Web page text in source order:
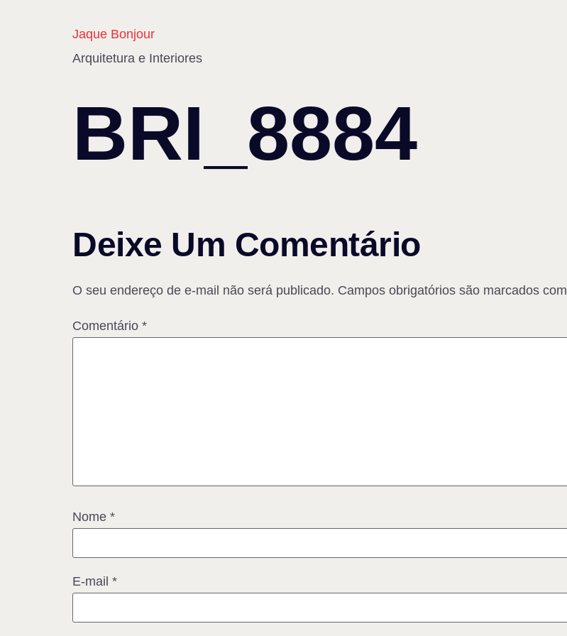
Jaque Bonjour
Arquitetura e Interiores
BRI_8884
Deixe Um Comentário
O seu endereço de e-mail não será publicado. Campos obrigatórios são marcados com
Comentário *
Nome *
E-mail *